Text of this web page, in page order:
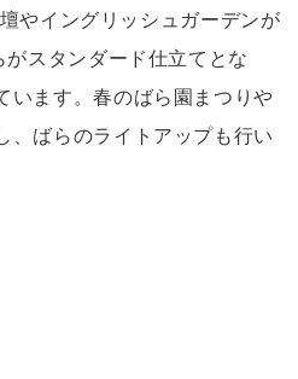
やイングリッシュガーデンが
スタンダード仕立てとな
います。春のばら園まつりや
、ばらのライトアップも行い